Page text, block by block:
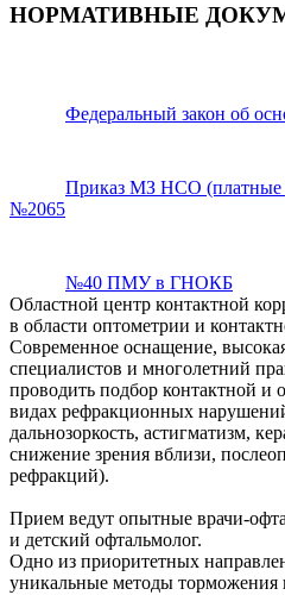
НОРМАТИВНЫЕ
Федеральный закон об
Приказ МЗ НСО (платные
№2065
№40 ПМУ в ГНОКБ
Областной центр контактной
в области оптометрии и
Современное оснащение,
специалистов и многолетний
проводить подбор контактной и
видах рефракционных
дальнозоркость, астигматизм,
снижение зрения вблизи,
рефракций).
Прием ведут опытные врачи-
и детский офтальмолог.
Одно из приоритетных
уникальные методы торможения